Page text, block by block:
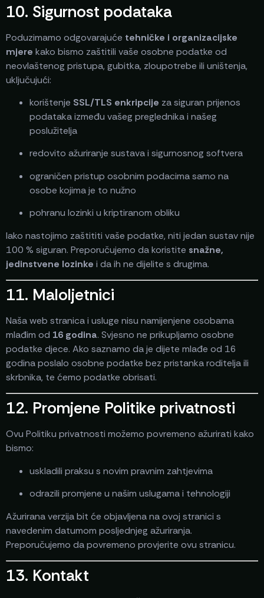
10. Sigurnost podataka
Poduzimamo odgovarajuće tehničke i organizacijske
mjere kako bismo zaštitili vaše osobne podatke od
neovlaštenog pristupa, gubitka, zloupotrebe ili uništenja,
uključujući:
korištenje SSL/TLS enkripcije za siguran prijenos
podataka između vašeg preglednika i našeg
poslužitelja
redovito ažuriranje sustava i sigurnosnog softvera
ograničen pristup osobnim podacima samo na
osobe kojima je to nužno
pohranu lozinki u kriptiranom obliku
Iako nastojimo zaštititi vaše podatke, niti jedan sustav nije
100 % siguran. Preporučujemo da koristite snažne,
jedinstvene lozinke i da ih ne dijelite s drugima.
11. Maloljetnici
Naša web stranica i usluge nisu namijenjene osobama
mlađim od 16 godina. Svjesno ne prikupljamo osobne
podatke djece. Ako saznamo da je dijete mlađe od 16
godina poslalo osobne podatke bez pristanka roditelja ili
skrbnika, te ćemo podatke obrisati.
12. Promjene Politike privatnosti
Ovu Politiku privatnosti možemo povremeno ažurirati kako
bismo:
uskladili praksu s novim pravnim zahtjevima
odrazili promjene u našim uslugama i tehnologiji
Ažurirana verzija bit će objavljena na ovoj stranici s
navedenim datumom posljednjeg ažuriranja.
Preporučujemo da povremeno provjerite ovu stranicu.
13. Kontakt